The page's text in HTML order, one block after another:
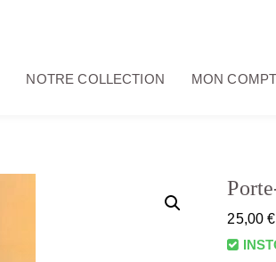
NOTRE COLLECTION MON
25,00€